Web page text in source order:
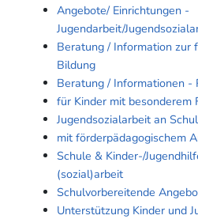
Angebote/ Einrichtungen -
Jugendarbeit/
Beratung / Information zur
Bildung
Beratung / Informationen -
für Kinder mit besonderem
Jugendsozialarbeit an
mit förderpädagogischem
Schule & Kinder-/
(sozial)arbeit
Schulvorbereitende
Unterstützung Kinder und